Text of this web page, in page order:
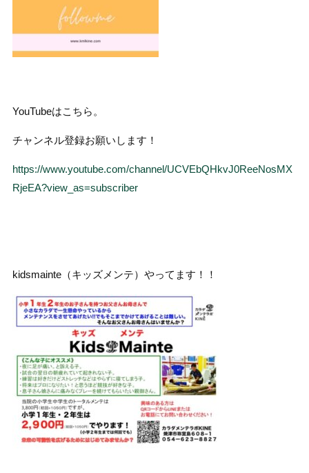
YouTubeはこちら。
チャンネル登録お願いします！
https://www.youtube.com/channel/UCVEbQHkvJ0ReeNosMX
RjeEA?view_as=subscriber
kidsmainte（キッズメンテ）やってます！！